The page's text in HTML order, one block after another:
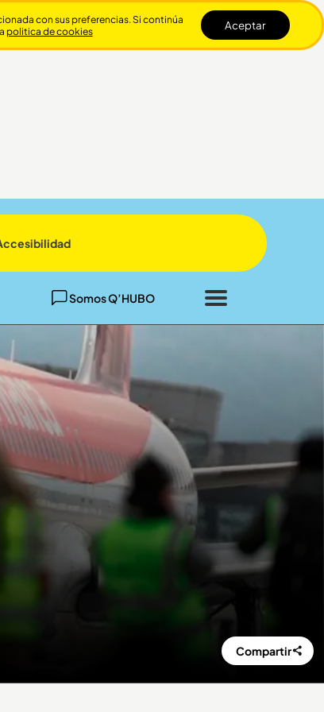
Somos Q’HUBO
Cerrar
Compartir
con sus preferencias. Si continúa
politica de cookies Aceptar